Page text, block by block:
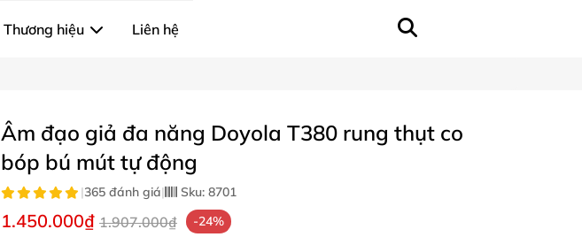
Thương hiệu Liên hệ
Âm đạo giả đa năng Doyola T380 rung thụt co
bóp bú mút tự động
|365 đánh giá| Sku: 8701
1.450.000₫ 1.907.000₫ -24%